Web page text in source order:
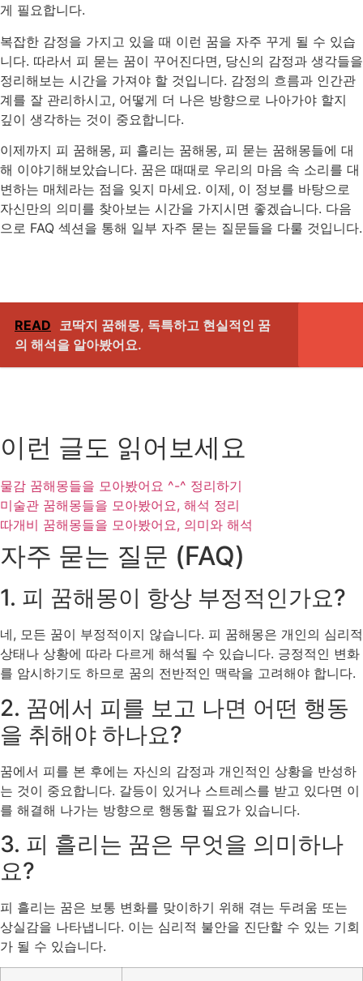
게 필요합니다.
복잡한 감정을 가지고 있을 때 이런 꿈을 자주 꾸게 될 수 있습
니다. 따라서 피 묻는 꿈이 꾸어진다면, 당신의 감정과 생각들을
정리해보는 시간을 가져야 할 것입니다. 감정의 흐름과 인간관
계를 잘 관리하시고, 어떻게 더 나은 방향으로 나아가야 할지
깊이 생각하는 것이 중요합니다.
이제까지 피 꿈해몽, 피 흘리는 꿈해몽, 피 묻는 꿈해몽들에 대
해 이야기해보았습니다. 꿈은 때때로 우리의 마음 속 소리를 대
변하는 매체라는 점을 잊지 마세요. 이제, 이 정보를 바탕으로
자신만의 의미를 찾아보는 시간을 가지시면 좋겠습니다. 다음
으로 FAQ 섹션을 통해 일부 자주 묻는 질문들을 다룰 것입니다.
READ 코딱지 꿈해몽, 독특하고 현실적인 꿈
의 해석을 알아봤어요.
이런 글도 읽어보세요
물감 꿈해몽들을 모아봤어요 ^-^ 정리하기
미술관 꿈해몽들을 모아봤어요, 해석 정리
따개비 꿈해몽들을 모아봤어요, 의미와 해석
자주 묻는 질문 (FAQ)
1. 피 꿈해몽이 항상 부정적인가요?
네, 모든 꿈이 부정적이지 않습니다. 피 꿈해몽은 개인의 심리적
상태나 상황에 따라 다르게 해석될 수 있습니다. 긍정적인 변화
를 암시하기도 하므로 꿈의 전반적인 맥락을 고려해야 합니다.
2. 꿈에서 피를 보고 나면 어떤 행동
을 취해야 하나요?
꿈에서 피를 본 후에는 자신의 감정과 개인적인 상황을 반성하
는 것이 중요합니다. 갈등이 있거나 스트레스를 받고 있다면 이
를 해결해 나가는 방향으로 행동할 필요가 있습니다.
3. 피 흘리는 꿈은 무엇을 의미하나
요?
피 흘리는 꿈은 보통 변화를 맞이하기 위해 겪는 두려움 또는
상실감을 나타냅니다. 이는 심리적 불안을 진단할 수 있는 기회
가 될 수 있습니다.